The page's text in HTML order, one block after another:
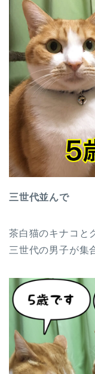
三世代並んで
茶白猫のキナコと
三世代の男子が集